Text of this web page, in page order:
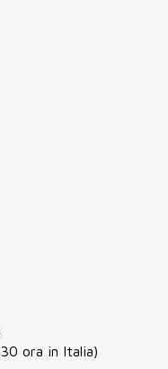
ora in Italia)